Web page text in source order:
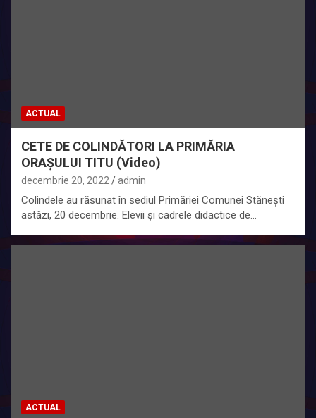
ACTUAL
CETE DE COLINDĂTORI LA PRIMĂRIA
ORAȘULUI TITU (Video)
decembrie 20, 2022 admin
Colindele au răsunat în sediul Primăriei Comunei Stănești
astăzi, 20 decembrie. Elevii și cadrele didactice de…
ACTUAL